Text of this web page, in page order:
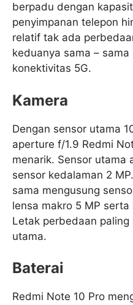
berpadu dengan
penyimpanan telepon
relatif tak ada
keduanya sama –
konektivitas 5G.
Kamera
Dengan sensor utama
aperture f/1.9 Redmi
menarik. Sensor
sensor kedalaman 2
sama mengusung
lensa makro 5 MP serta
Letak perbedaan
utama.
Baterai
Redmi Note 10 Pro